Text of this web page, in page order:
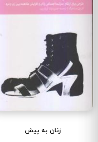
زنان به پیش